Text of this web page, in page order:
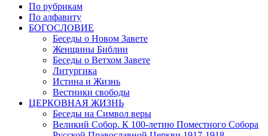
По рубрикам
По алфавиту
БОГОСЛОВИЕ
Беседы о Новом Завете
Женщины Библии
Беседы о Ветхом Завете
Литургика
Истина и Жизнь
Вестники свободы
ЦЕРКОВНАЯ ЖИЗНЬ
Беседы на Символ веры
Великий Собор. К 100-летию Поместного Собора